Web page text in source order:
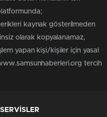
kaynak gösterilmeden
olarak kopyalanamaz,
yapan kişi/kişiler için yasal
tercih
SERVİSLER